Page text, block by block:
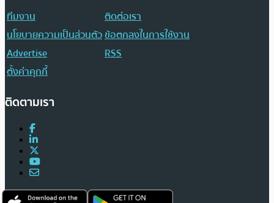
ทีมงาน
ติดต่อเรา
นโยบายความเป็นส่วนตัวข้อตกลงในการใช้งาน
Advertise
RSS
ตั้งค่าคุกกี้
ติดตามเรา